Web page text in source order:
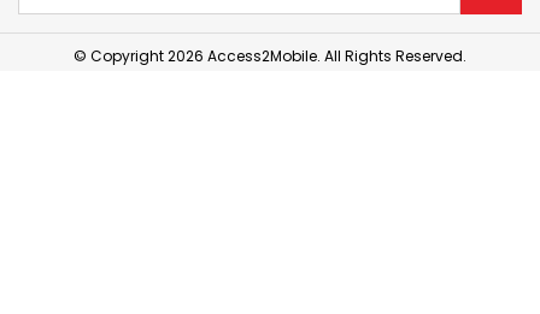
© Copyright 2026 Access2Mobile. All Rights Reserved.